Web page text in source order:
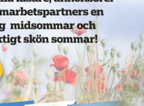
Cathrin byter från hamnar till
bussar
NYHETER 11 juni 2026
Nytt taxiföretag i Sigtuna
NYHETER 11 juni 2026